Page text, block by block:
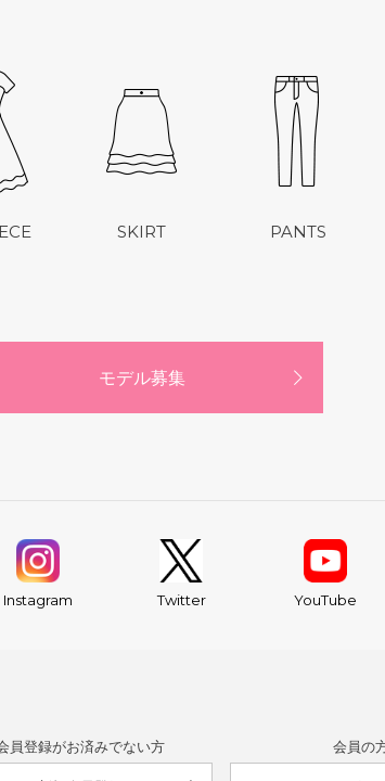
SKIRT PANTS
モデル募集
Instagram Twitter YouTube
員登録がお済みでない方 会員の